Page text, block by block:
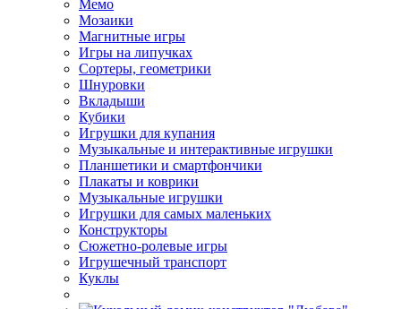
Мемо
Мозаики
Магнитные игры
Игры на липучках
Сортеры, геометрики
Шнуровки
Вкладыши
Кубики
Игрушки для купания
Музыкальные и интерактивные игрушки
Планшетики и смартфончики
Плакаты и коврики
Музыкальные игрушки
Игрушки для самых маленьких
Конструкторы
Сюжетно-ролевые игры
Игрушечный транспорт
Куклы